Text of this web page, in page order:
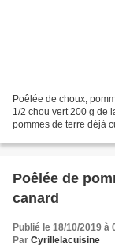
Poêlée de choux,
1/2 chou vert 200 g de
pommes de terre déjà
Poêlée de
canard
Publié le 18/10/2019 à
Par Cyrillelacuisine